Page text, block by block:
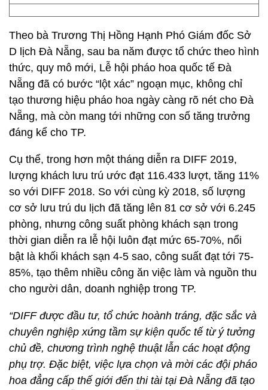
Theo bà Trương Thị Hồng Hạnh Phó Giám đốc Sở
D lịch Đà Nẵng, sau ba năm được tổ chức theo hình
thức, quy mô mới, Lễ hội pháo hoa quốc tế Đà
Nẵng đã có bước “lột xác” ngoạn mục, không chỉ
tạo thương hiệu pháo hoa ngày càng rõ nét cho Đà
Nẵng, mà còn mang tới những con số tăng trưởng
đáng kể cho TP.
Cụ thể, trong hơn một tháng diễn ra DIFF 2019,
lượng khách lưu trú ước đạt 116.433 lượt, tăng 11%
so với DIFF 2018. So với cùng kỳ 2018, số lượng
cơ sở lưu trú du lịch đã tăng lên 81 cơ sở với 6.245
phòng, nhưng công suất phòng khách sạn trong
thời gian diễn ra lễ hội luôn đạt mức 65-70%, nổi
bật là khối khách sạn 4-5 sao, công suất đạt tới 75-
85%, tạo thêm nhiều công ăn việc làm và nguồn thu
cho người dân, doanh nghiệp trong TP.
“DIFF được đầu tư, tổ chức hoành tráng, đặc sắc và
chuyên nghiệp xứng tầm sự kiện quốc tế từ ý tưởng
chủ đề, chương trình nghệ thuật lẫn các hoạt động
phụ trợ. Đặc biệt, việc lựa chọn và mời các đội pháo
hoa đẳng cấp thế giới đến thi tài tại Đà Nẵng đã tạo